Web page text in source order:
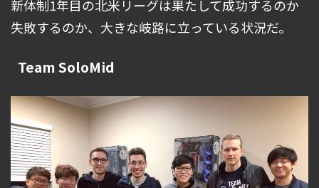
新体制1年目の北米リーグは果たして成功するのか
失敗するのか、大きな岐路に立っている状況だ。
Team SoloMid